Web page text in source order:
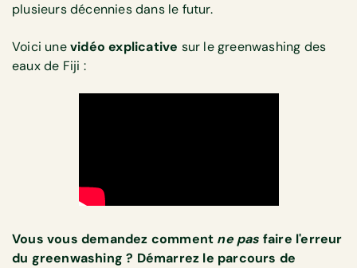
plusieurs décennies dans le futur.
Voici unevidéo explicative sur le greenwashing des
eaux de Fiji :
Vous vous demandez comment ne pas faire l'erreur
du greenwashing ? Démarrez le parcours de